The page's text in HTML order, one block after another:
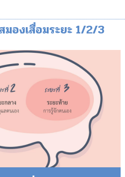
มองเสื่อมระยะ 1/2/3